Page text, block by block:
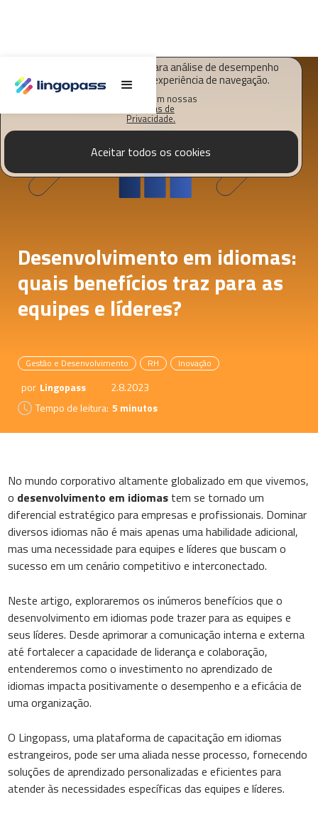
O Lingopass utiliza cookies para análise de desempenho
deste site e melhorar sua experiência de navegação.
Saiba mais em nossas
Políticas de
Privacidade.
Aceitar todos os cookies
Desenvolvimento em idiomas:
quais benefícios traz para as
equipes e líderes?
Gestão e Desenvolvimento RH Inovação
por Lingopass
2.8.2023
Tempo de leitura: 5 minutos
No mundo corporativo altamente globalizado em que vivemos,
o desenvolvimento em idiomas tem se tornado um
diferencial estratégico para empresas e profissionais. Dominar
diversos idiomas não é mais apenas uma habilidade adicional,
mas uma necessidade para equipes e líderes que buscam o
sucesso em um cenário competitivo e interconectado.
Neste artigo, exploraremos os inúmeros benefícios que o
desenvolvimento em idiomas pode trazer para as equipes e
seus líderes. Desde aprimorar a comunicação interna e externa
até fortalecer a capacidade de liderança e colaboração,
entenderemos como o investimento no aprendizado de
idiomas impacta positivamente o desempenho e a eficácia de
uma organização.
O Lingopass, uma plataforma de capacitação em idiomas
estrangeiros, pode ser uma aliada nesse processo, fornecendo
soluções de aprendizado personalizadas e eficientes para
atender às necessidades específicas das equipes e líderes.